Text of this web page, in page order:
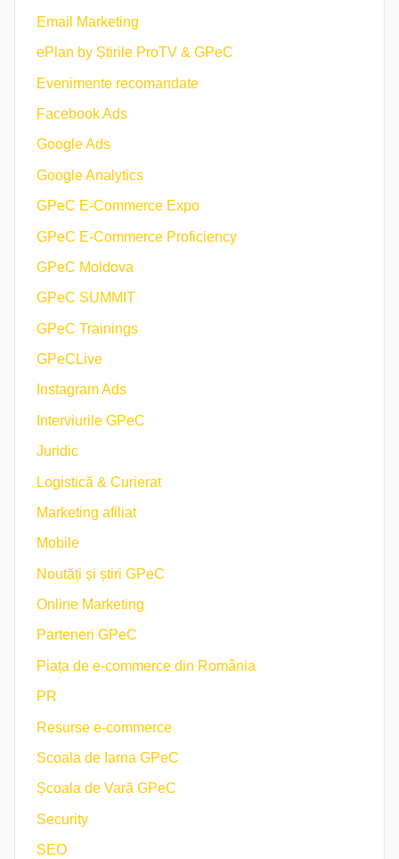
Email Marketing
ePlan by Știrile ProTV & GPeC
Evenimente recomandate
Facebook Ads
Google Ads
Google Analytics
GPeC E-Commerce Expo
GPeC E-Commerce Proficiency
GPeC Moldova
GPeC SUMMIT
GPeC Trainings
GPeCLive
Instagram Ads
Interviurile GPeC
Juridic
Logistică & Curierat
Marketing afiliat
Mobile
Noutăți și știri GPeC
Online Marketing
Parteneri GPeC
Piața de e-commerce din România
PR
Resurse e-commerce
Scoala de Iarna GPeC
Școala de Vară GPeC
Security
SEO